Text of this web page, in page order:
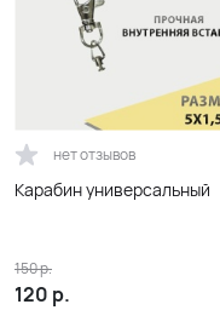
нет отзывов
Карабин универсальный
120 р.
150р.